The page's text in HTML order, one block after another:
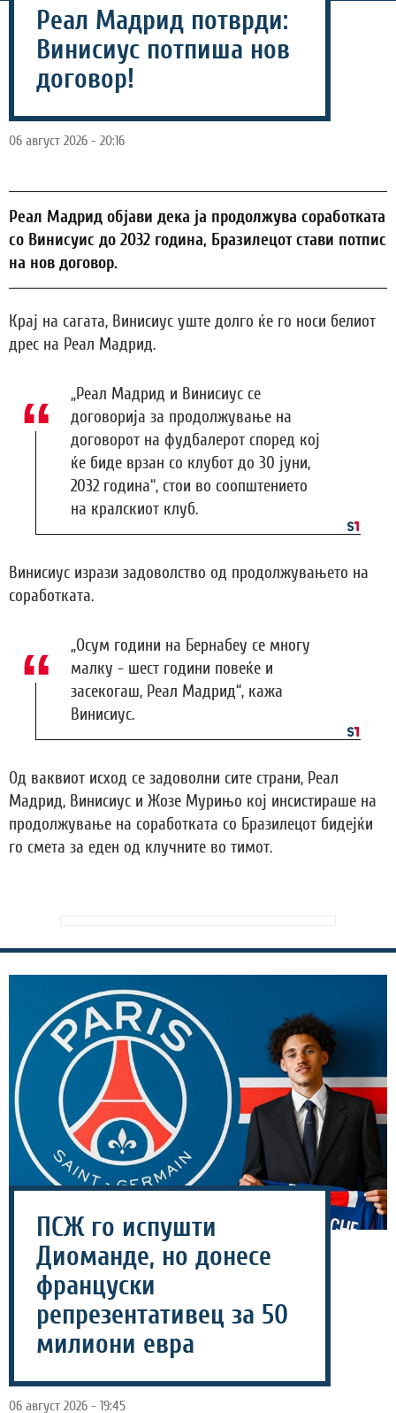
Реал Мадрид потврди:
Винисиус потпиша нов
договор!
06 август 2026 - 20:16
Реал Мадрид објави дека ја продолжува соработката
со Винисуис до 2032 година, Бразилецот стави потпис
на нов договор.
Крај на сагата, Винисиус уште долго ќе го носи белиот
дрес на Реал Мадрид.
„Реал Мадрид и Винисиус се
договорија за продолжување на
договорот на фудбалерот според кој
ќе биде врзан со клубот до 30 јуни,
2032 година“, стои во соопштението
на кралскиот клуб.
Винисиус изрази задоволство од продолжувањето на
соработката.
„Осум години на Бернабеу се многу
малку - шест години повеќе и
засекогаш, Реал Мадрид“, кажа
Винисиус.
Од ваквиот исход се задоволни сите страни, Реал
Мадрид, Винисиус и Жозе Мурињо кој инсистираше на
продолжување на соработката со Бразилецот бидејќи
го смета за еден од клучните во тимот.
ПСЖ го испушти
Диоманде, но донесе
француски
репрезентативец за 50
милиони евра
06 август 2026 - 19:45